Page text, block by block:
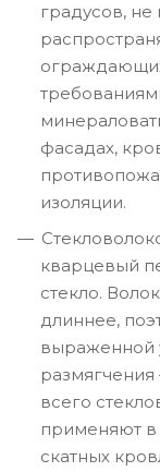
градусов,
фасадах,
изоляции.
кварцевый
стекло.
длиннее,
выраженной
всего
применяют в
скатных